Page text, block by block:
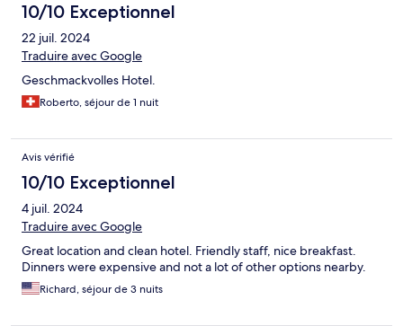
10/10 Exceptionnel
22 juil. 2024
Traduire avec Google
Geschmackvolles Hotel.
Roberto, séjour de 1 nuit
Avis vérifié
10/10 Exceptionnel
4 juil. 2024
Traduire avec Google
Great location and clean hotel. Friendly staff, nice breakfast.
Dinners were expensive and not a lot of other options nearby.
Richard, séjour de 3 nuits